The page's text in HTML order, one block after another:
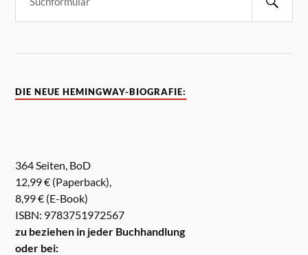
DIE NEUE HEMINGWAY-BIOGRAFIE:
364 Seiten, BoD
12,99 € (Paperback),
8,99 € (E-Book)
ISBN: 9783751972567
zu beziehen in jeder Buchhandlung
oder bei: